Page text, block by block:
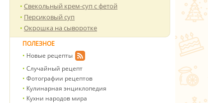
Свекольный крем-суп с фетой
Персиковый суп
Окрошка на сыворотке
ПОЛЕЗНОЕ
Новые рецепты
Случайный рецепт
Фотографии рецептов
Кулинарная энциклопедия
Кухни народов мира